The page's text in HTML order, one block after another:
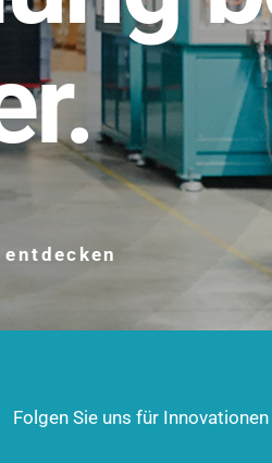
Das innovative
robust, IP-geschützt und
Jetzt
Folgen Sie uns für